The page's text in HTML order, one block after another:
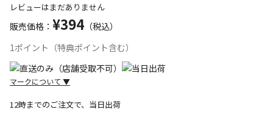
レビューはまだありません
販売価格： ¥394 （税込）
1ポイント（特典ポイント含む）
マークについて ▼
12時までのご注文で、当日出荷